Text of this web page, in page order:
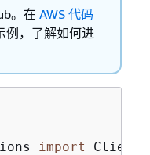
。在 AWS 代码
例，了解如何进
import